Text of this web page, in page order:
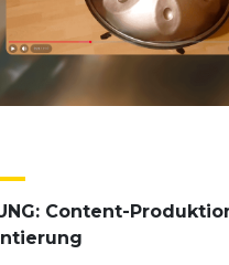
Content-